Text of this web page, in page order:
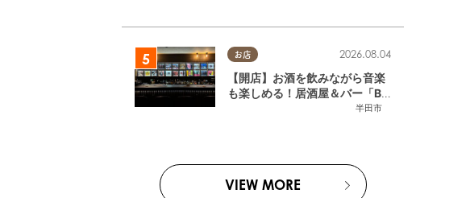
お店
半田市
2026.08.04
【開店】お酒を飲みながら音楽
も楽しめる！居酒屋＆バー「BL
OOMY (ブルーミー)」が7/3
VIEW MORE